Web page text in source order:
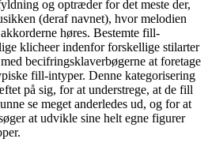
og optræder for det meste der,
(deraf navnet), hvor melodien
høres. Bestemte fill-
klicheer indenfor forskellige stilarter
becifringsklaverbøgerne at foretage
fill-intyper. Denne kategorisering
på sig, for at understrege, at de fill
se meget anderledes ud, og for at
at udvikle sine helt egne figurer